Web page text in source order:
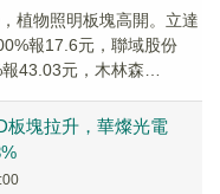
植物照明板塊高開。立達
報17.6元，聯域股份
43.03元，木林森
板塊拉升，華燦光電